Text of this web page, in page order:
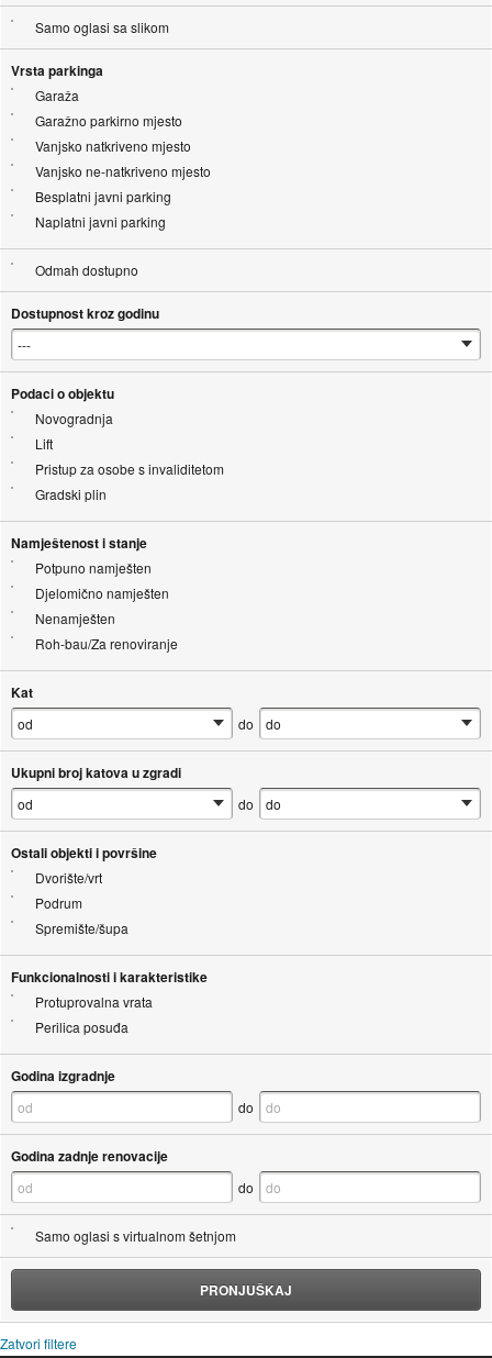
Samo oglasi sa slikom
Vrsta parkinga
Garaža
Garažno parkirno mjesto
Vanjsko natkriveno mjesto
Vanjsko ne-natkriveno mjesto
Besplatni javni parking
Naplatni javni parking
Odmah dostupno
Dostupnost kroz godinu
Podaci o objektu
Novogradnja
Lift
Pristup za osobe s invaliditetom
Gradski plin
Namještenost i stanje
Potpuno namješten
Djelomično namješten
Nenamješten
Roh-bau/Za renoviranje
Kat
do
Ukupni broj katova u zgradi
do
Ostali objekti i površine
Dvorište/vrt
Podrum
Spremište/šupa
Funkcionalnosti i karakteristike
Protuprovalna vrata
Perilica posuđa
Godina izgradnje
do
Godina zadnje renovacije
do
Samo oglasi s virtualnom šetnjom
PRONJUŠKAJ
Zatvori filtere